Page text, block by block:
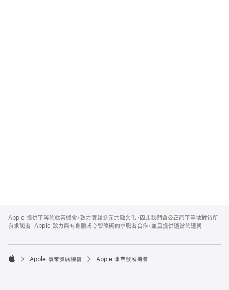
Footer
Apple 提供平等的就業機會，致力實踐多元共融文化，因此我們會公正而平等地對待所
有求職者。Apple 致力與有身體或心智障礙的求職者合作，並且提供適當的遷就。

Apple 事業發展機會 Apple 事業發展機會